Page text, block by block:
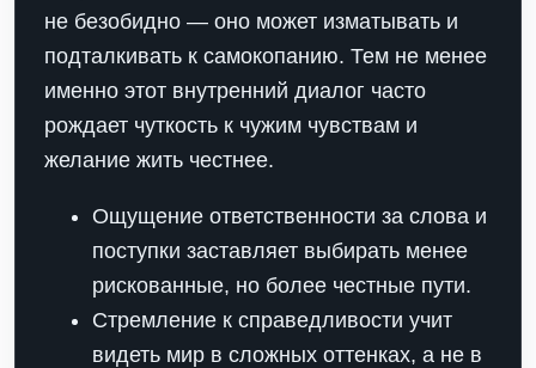
не безобидно — оно может изматывать и
подталкивать к самокопанию. Тем не менее
именно этот внутренний диалог часто
рождает чуткость к чужим чувствам и
желание жить честнее.
Ощущение ответственности за слова и
поступки заставляет выбирать менее
рискованные, но более честные пути.
Стремление к справедливости учит
видеть мир в сложных оттенках, а не в